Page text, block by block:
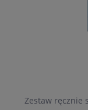
Zestaw ręcznie